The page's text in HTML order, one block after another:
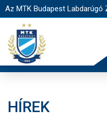
Az MTK Budapest Labdarúgó
HÍREK